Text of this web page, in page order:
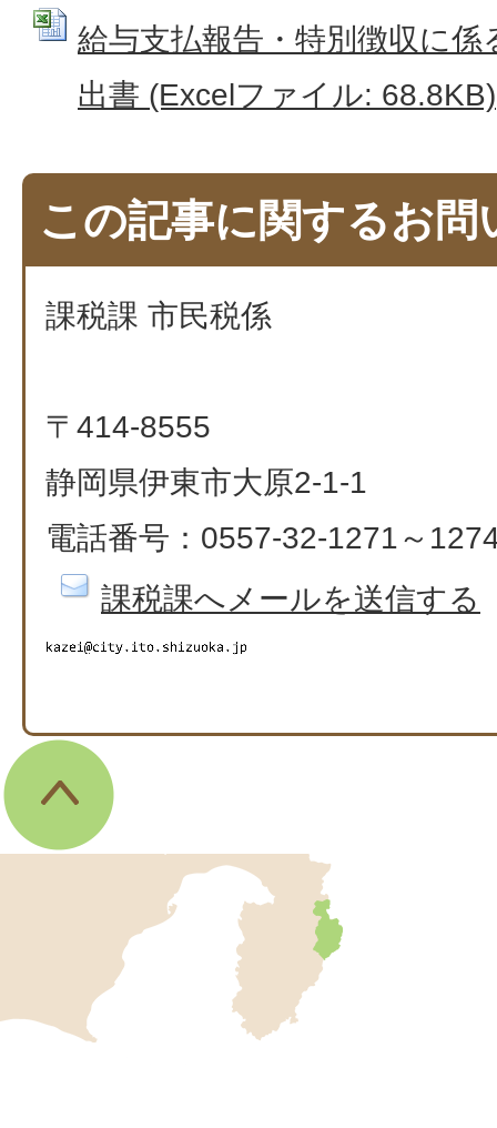
給与支払報告・特別徴収に係
出書 (Excelファイル: 68.8KB)
この記事に関するお問
課税課 市民税係
〒414-8555
静岡県伊東市大原2-1-1
電話番号：0557-32-1271～
課税課へメールを送信する